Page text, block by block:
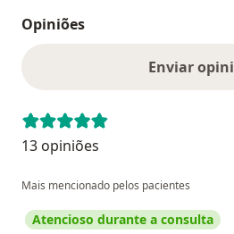
Opiniões
Enviar
13 opiniões
Mais mencionado pelos pacientes
Atencioso durante a consulta